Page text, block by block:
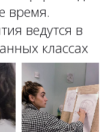
время.
ведутся в
классах